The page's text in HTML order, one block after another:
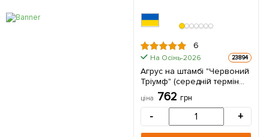
6
На Осінь-2026 23894
Агрус на штамбі "Червоний
Тріумф" (середній термін
дозрівання, морозостійкий
сорт) 1 саджанець в
ціна 762 грн
- +